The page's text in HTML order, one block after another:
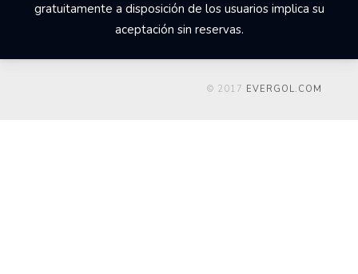
gratuitamente a disposición de los usuarios implica su
aceptación sin reservas.
© 2017 EVERGOL.COM